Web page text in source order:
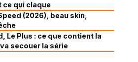
ce qui claque
(2026), beau skin,
Le Plus : ce que contient la
secouer la série